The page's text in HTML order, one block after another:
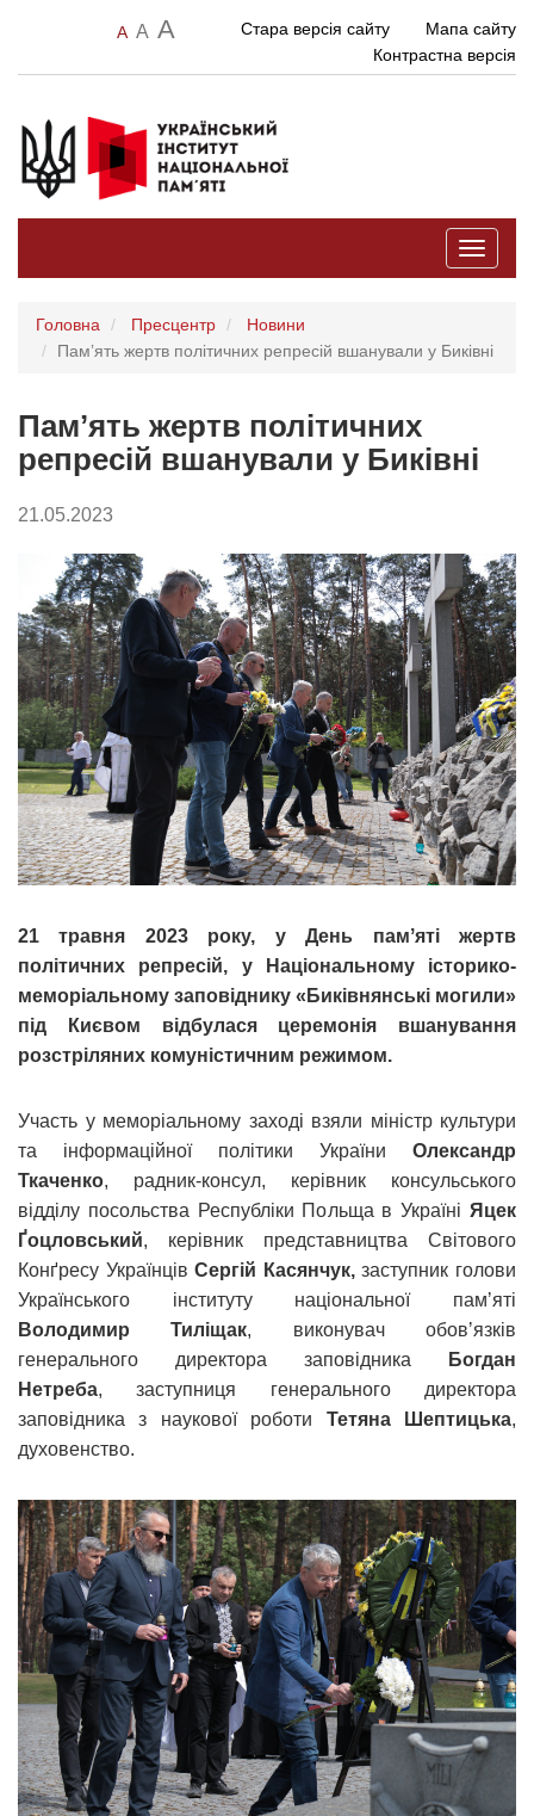
A A A Стара версія сайту
Мапа сайту
Контрастна версія
Toggle
Головна Пресцентр
Новини
Памʼять жертв політичних репресій вшанували у Биківні
Памʼять жертв політичних
репресій вшанували у Биківні
21.05.2023
21 травня 2023 року, у День памʼяті жертв
політичних репресій, у Національному історико-
меморіальному заповіднику «Биківнянські могили»
під Києвом відбулася церемонія вшанування
розстріляних комуністичним режимом.
Участь у меморіальному заході взяли міністр культури
та інформаційної політики України Олександр
Ткаченко, радник-консул, керівник консульського
відділу посольства Республіки Польща в Україні Яцек
Ґоцловський, керівник представництва Світового
Конґресу УкраїнцівСергій Касянчук,заступник голови
Українського інституту національної памʼяті
Володимир Тиліщак, виконувач обовʼязків
генерального директора заповідника
Богдан
Нетреба, заступниця генерального директора
заповідника з наукової роботи Тетяна Шептицька,
духовенство.